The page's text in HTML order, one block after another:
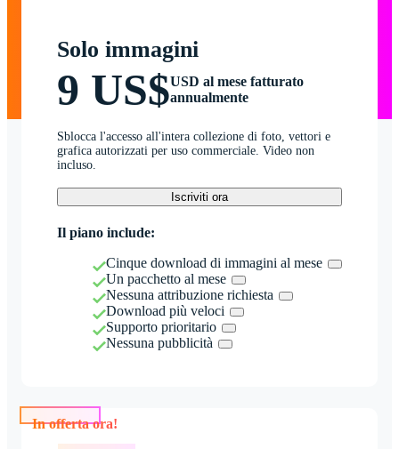
Solo immagini
9 US$USD al mese fatturato
annualmente
Sblocca l'accesso all'intera collezione di foto, vettori e
grafica autorizzati per uso commerciale. Video non
incluso.
Iscriviti ora
Il piano include:
Cinque download di immagini al mese
Un pacchetto al mese
Nessuna attribuzione richiesta
Download più veloci
Supporto prioritario
Nessuna pubblicità